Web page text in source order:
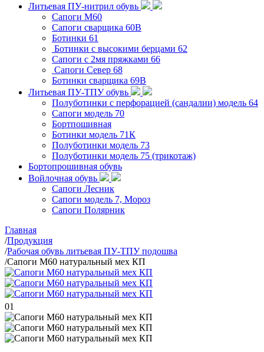
Литьевая ПУ-нитрил обувь
Сапоги М60
Сапоги сварщика 60B
Ботинки 61
Ботинки с высокими берцами 62
Сапоги с 2мя пряжками 66
Сапоги Север 68
Ботинки сварщика 69В
Литьевая ПУ-ТПУ обувь
Полуботинки с перфорацией (сандалии) модель 64
Сапоги модель 70
Бортпошивная
Ботинки модель 71К
Полуботинки модель 73
Полуботинки модель 75 (трикотаж)
Бортопрошивная обувь
Войлочная обувь
Сапоги Лесник
Сапоги модель 7, Мороз
Сапоги Полярник
Главная
/Продукция
/Рабочая обувь литьевая ПУ-ТПУ подошва
/Сапоги М60 натуральный мех КП
01